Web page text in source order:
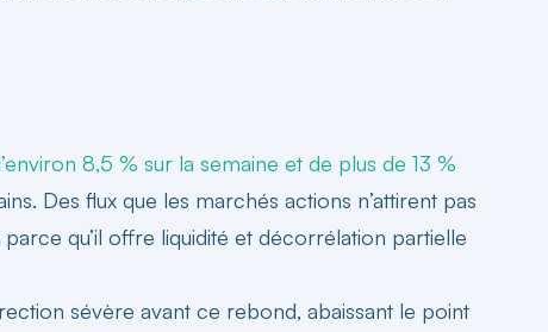
8,5 % sur la semaine et de plus de 13 %
Des flux que les marchés actions n’attirent pas
qu’il offre liquidité et décorrélation partielle
sévère avant ce rebond, abaissant le point